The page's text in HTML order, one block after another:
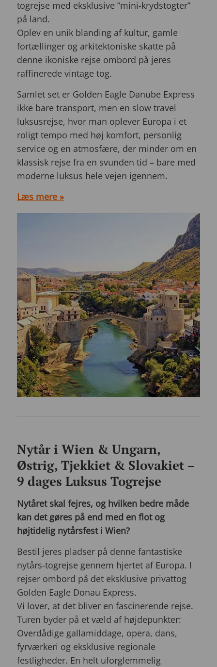
togrejse med eksklusive “mini-krydstogter”
på land.
Oplev en unik blanding af kultur, gamle
fortællinger og arkitektoniske skatte på
denne ikoniske rejse ombord på jeres
raffinerede vintage tog.
Samlet set er Golden Eagle Danube Express
ikke bare transport, men en slow travel
luksusrejse, hvor man oplever Europa i et
roligt tempo med høj komfort, personlig
service og en atmosfære, der minder om en
klassisk rejse fra en svunden tid – bare med
moderne luksus hele vejen igennem.
Læs mere »
Nytår i Wien & Ungarn,
Østrig, Tjekkiet & Slovakiet –
9 dages Luksus Togrejse
Nytåret skal fejres, og hvilken bedre måde
kan det gøres på end med en flot og
højtidelig nytårsfest i Wien?
Bestil jeres pladser på denne fantastiske
nytårs-togrejse gennem hjertet af Europa. I
rejser ombord på det eksklusive privattog
Golden Eagle Donau Express.
Vi lover, at det bliver en fascinerende rejse.
Turen byder på et væld af højdepunkter:
Overdådige gallamiddage, opera, dans,
fyrværkeri og eksklusive regionale
festligheder. En helt uforglemmelig